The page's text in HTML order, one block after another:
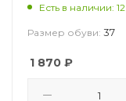
Есть в наличии: 12
Размер обуви: 37
1 870 ₽